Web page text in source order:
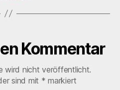
Kommentar
wird nicht veröffentlicht.
sind mit * markiert